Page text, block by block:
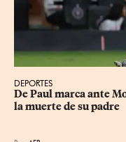
DEPORTES
De Paul marca ante
la muerte de su padre